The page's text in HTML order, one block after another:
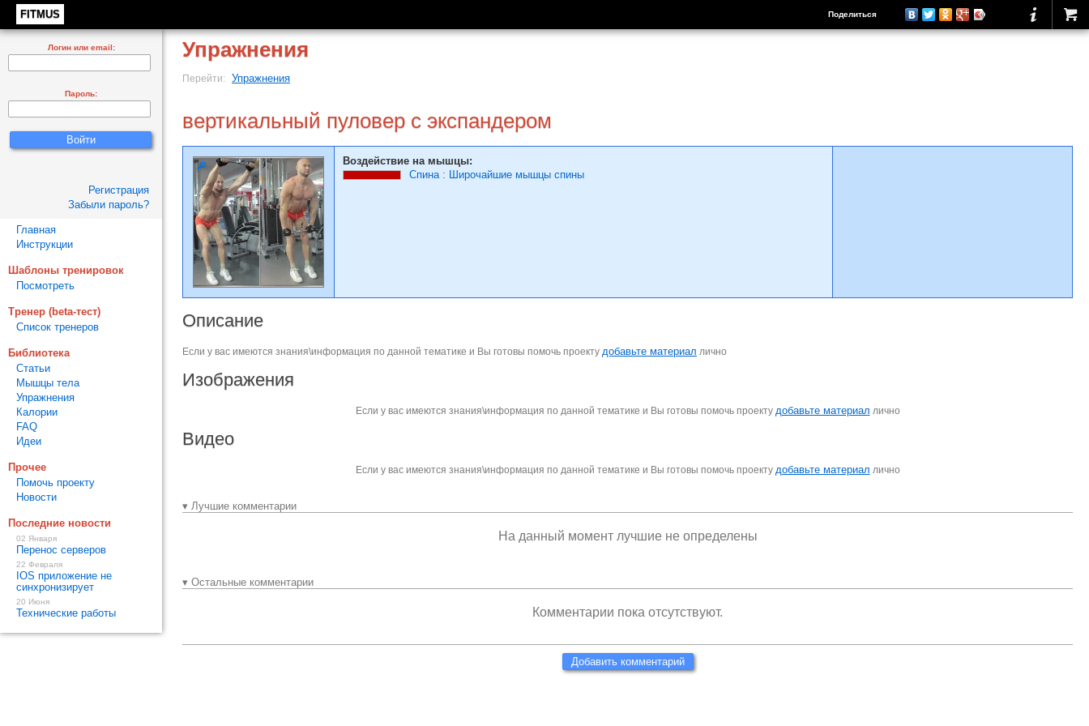
FITMUS Поделиться
Упражнения
Перейти: Упражнения
вертикальный пуловер с экспандером
Воздействие на мышцы:
Спина: Широчайшие мышцы спины
Описание
Если у вас имеются знания\информация по данной тематике и Вы готовы помочь проекту добавьте материал лично
Изображения
Если у вас имеются знания\информация по данной тематике и Вы готовы помочь проекту добавьте материал лично
Видео
Если у вас имеются знания\информация по данной тематике и Вы готовы помочь проекту добавьте материал лично
▾ Лучшие комментарии
На данный момент лучшие не определены
▾ Остальные комментарии
Комментарии пока отсутствуют.
Добавить комментарий
Логин или email:
Пароль:
Регистрация
Забыли пароль?
Главная
Инструкции
Шаблоны тренировок
Посмотреть
Тренер (beta-тест)
Список тренеров
Библиотека
Статьи
Мышцы тела
Упражнения
Калории
FAQ
Идеи
Прочее
Помочь проекту
Новости
Последние новости
02 Января
Перенос серверов
22 Февраля
IOS приложение не
синхронизирует
20 Июня
Технические работы